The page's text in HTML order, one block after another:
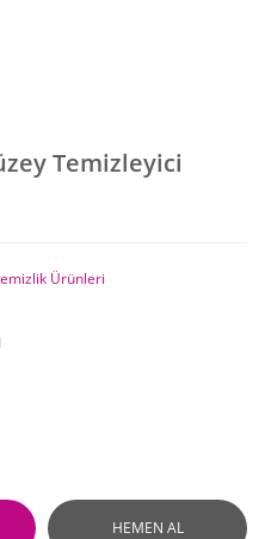
Temizleyici
Ürünleri
HEMEN AL